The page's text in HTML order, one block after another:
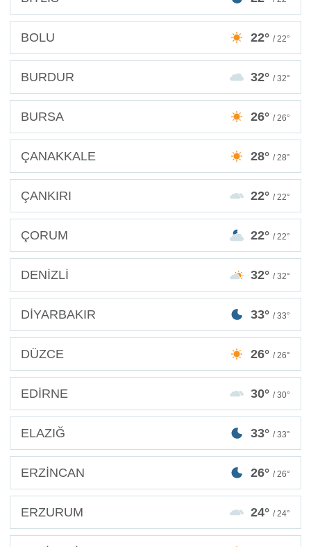
BOLU 22° / 22°
BURDUR 32° / 32°
BURSA 26° / 26°
ÇANAKKALE 28° / 28°
ÇANKIRI 22° / 22°
ÇORUM 22° / 22°
DENİZLİ 32° / 32°
DİYARBAKIR 33° / 33°
DÜZCE 26° / 26°
EDİRNE 30° / 30°
ELAZIĞ 33° / 33°
ERZİNCAN 26° / 26°
ERZURUM 24° / 24°